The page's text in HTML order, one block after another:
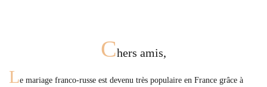
Chers amis,
Le mariage franco-russe est devenu très populaire en France grâce à